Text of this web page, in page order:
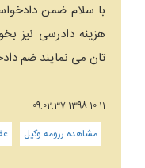
با سلام ضمن
هزینه دادرسی نیز
تان می نمایند ضم
1398-10-11 09:02:37
مشاهده رزومه وکیل